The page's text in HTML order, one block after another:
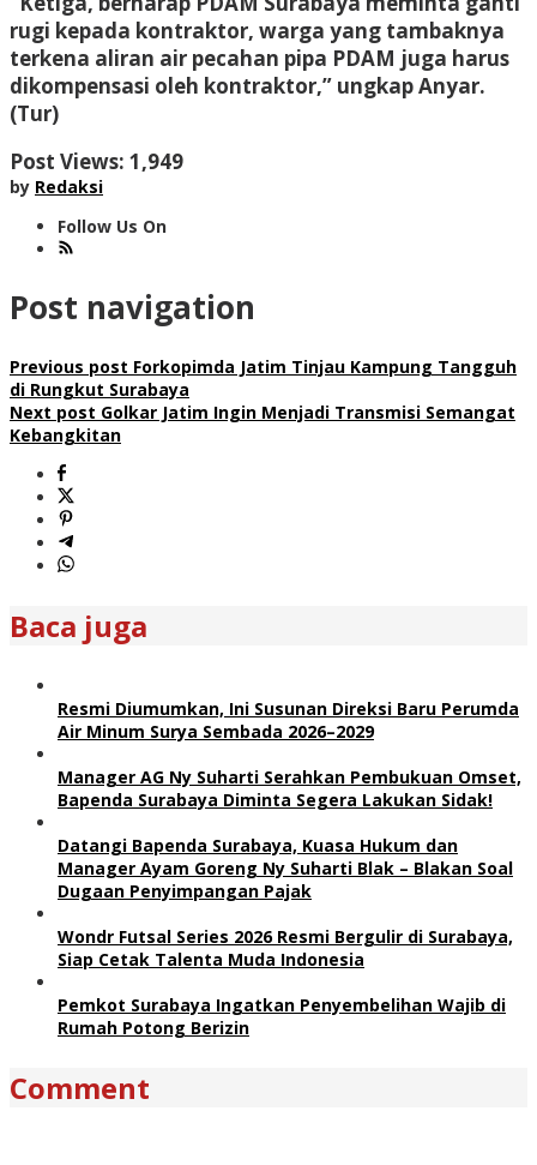
rugi kepada kontraktor, warga yang tambaknya
terkena aliran air pecahan pipa PDAM juga harus
dikompensasi oleh kontraktor,” ungkap Anyar.
(Tur)
Post Views: 1,949
by Redaksi
Follow Us On
Post navigation
Previous post Forkopimda Jatim Tinjau Kampung Tangguh
di Rungkut Surabaya
Next post Golkar Jatim Ingin Menjadi Transmisi Semangat
Kebangkitan
Baca juga
Resmi Diumumkan, Ini Susunan Direksi Baru Perumda
Air Minum Surya Sembada 2026–2029
Manager AG Ny Suharti Serahkan Pembukuan Omset,
Bapenda Surabaya Diminta Segera Lakukan Sidak!
Datangi Bapenda Surabaya, Kuasa Hukum dan
Manager Ayam Goreng Ny Suharti Blak – Blakan Soal
Dugaan Penyimpangan Pajak
Wondr Futsal Series 2026 Resmi Bergulir di Surabaya,
Siap Cetak Talenta Muda Indonesia
Pemkot Surabaya Ingatkan Penyembelihan Wajib di
Rumah Potong Berizin
Comment